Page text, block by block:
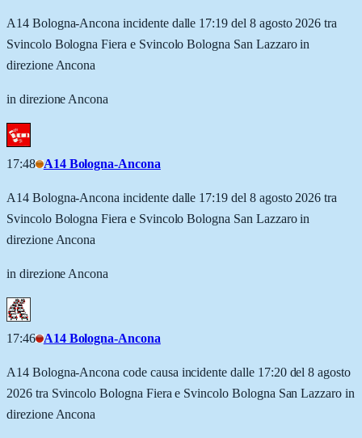
A14 Bologna-Ancona incidente dalle 17:19 del 8 agosto 2026 tra
Svincolo Bologna Fiera e Svincolo Bologna San Lazzaro in
direzione Ancona
in direzione Ancona
17:48 A14 Bologna-Ancona
A14 Bologna-Ancona incidente dalle 17:19 del 8 agosto 2026 tra
Svincolo Bologna Fiera e Svincolo Bologna San Lazzaro in
direzione Ancona
in direzione Ancona
17:46 A14 Bologna-Ancona
A14 Bologna-Ancona code causa incidente dalle 17:20 del 8 agosto
2026 tra Svincolo Bologna Fiera e Svincolo Bologna San Lazzaro in
direzione Ancona